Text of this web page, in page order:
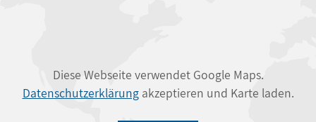
Diese Webseite verwendet Google Maps.
Datenschutzerklärungakzeptieren und Karte laden.